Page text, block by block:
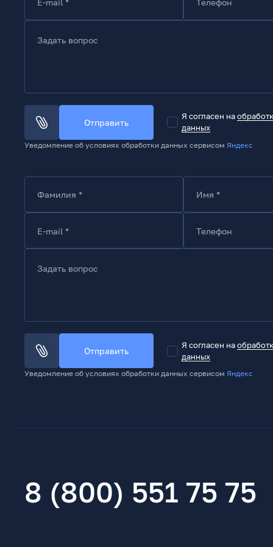
Задать вопрос
Отправить
Я согласен на
данных
Уведомление об условиях обработки данных сервисом Яндекс
Фамилия * Имя *
E-mail * Телефон
Задать вопрос
Отправить
Я согласен на
данных
Уведомление об условиях обработки данных сервисом Яндекс
8 (800) 551 75 75